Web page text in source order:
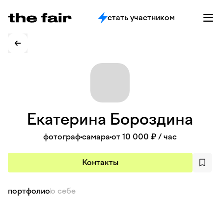
стать участником
Екатерина Бороздина
фотографсамара от 10 000 ₽ / час
Контакты
портфолиоо себе